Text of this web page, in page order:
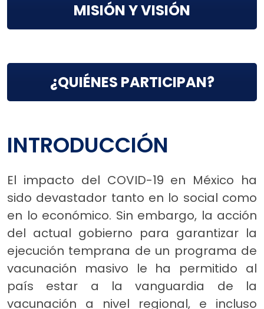
MISIÓN Y VISIÓN
¿QUIÉNES PARTICIPAN?
INTRODUCCIÓN
El impacto del COVID-19 en México ha
sido devastador tanto en lo social como
en lo económico. Sin embargo, la acción
del actual gobierno para garantizar la
ejecución temprana de un programa de
vacunación masivo le ha permitido al
país estar a la vanguardia de la
vacunación a nivel regional, e incluso